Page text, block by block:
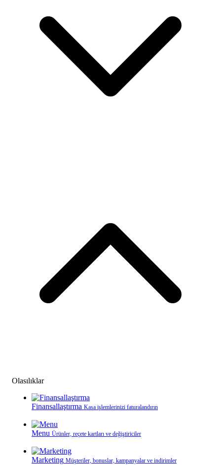
Olasılıklar
Finansallaştırma Kasa işlemlerinizi faturalandırın
Menu Ürünler, reçete kartları ve değiştiriciler
Marketing Müşteriler, bonuslar, kampanyalar ve indirimler